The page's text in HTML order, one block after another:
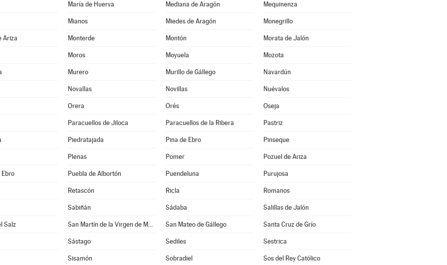
María de Huerva Mediana de Aragón Mequinenza
Mianos Miedes de Aragón Monegrillo
Ariza Monterde Montón Morata de Jalón
Moros Moyuela Mozota
Murero Murillo de Gállego Navardún
Novallas Novillas Nuévalos
Orera Orés Oseja
Paracuellos de Jiloca Paracuellos de la Ribera Pastriz
Piedratajada Pina de Ebro Pinseque
Plenas Pomer Pozuel de Ariza
Ebro Puebla de Albortón Puendeluna Purujosa
Retascón Ricla Romanos
Sabiñán Sádaba Salillas de Jalón
Salz San Martín de la Virgen de Moncayo San Mateo de Gállego Santa Cruz de Grío
Sástago Sediles Sestrica
Sisamón Sobradiel Sos del Rey Católico